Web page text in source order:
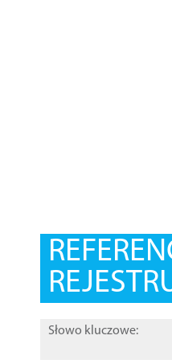
Słowo kluczowe: